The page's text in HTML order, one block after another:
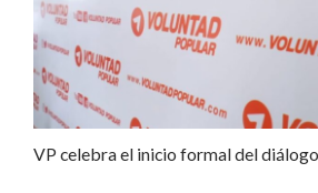
VP celebra el inicio formal del